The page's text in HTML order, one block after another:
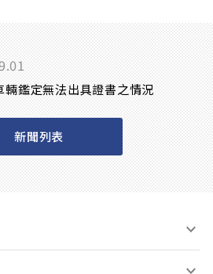
車輛鑑定無法出具證書之情況
新聞列表